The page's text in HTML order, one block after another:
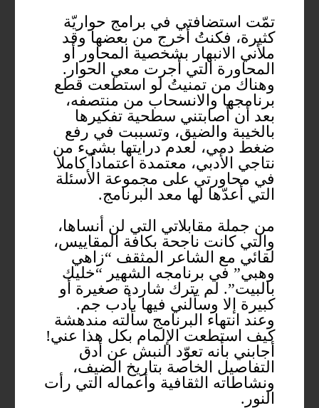
تمّت استضافتي في برامج حواريّة
كثيرة، فكنتُ أخرج من بعضها وقد
ملأني الانبهار بشخصية المحاور أو
المحاورة التي أجرت معي الحوار.
وهناك من تمنيتُ لو استطعت قطع
برنامجها والانسحاب من منتصفه،
بعد أن أصابتني سطحية تفكيرها
بالخيبة والضيق، وتسببت في رفع
ضغط دمي، لعدم درايتها بشيء من
نتاجي الأدبي، معتمدة اعتماداً كاملا
في محاورتي على مجموعة الأسئلة
التي أعدّها لها معد البرنامج.
من جملة مقابلاتي التي لن أنساها،
والتي كانت ناجحة بكافة المقاييس،
لقائي مع الشاعر المثقف “زاهي
وهبي” في برنامجه الشهير “خليك
بالبيت”. لم يترك شاردة صغيرة أو
كبيرة إلا وسألني فيها بأدب جم.
وعند انتهاء البرنامج سألته مندهشة
كيف استطعت الإلمام بكل هذا عني!
أجابني بأنه تعوّد النبش عن أدق
التفاصيل الخاصة بتاريخ الضيف،
ونشاطاته الثقافية وأعماله التي رأت
النور.